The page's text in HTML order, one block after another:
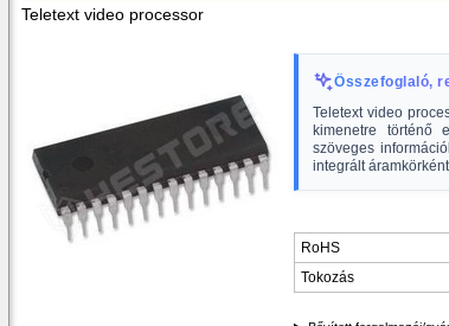
Teletext video processor
Összefoglaló,
Teletext video
kimenetre történő
szöveges
integrált
RoHS
Tokozás